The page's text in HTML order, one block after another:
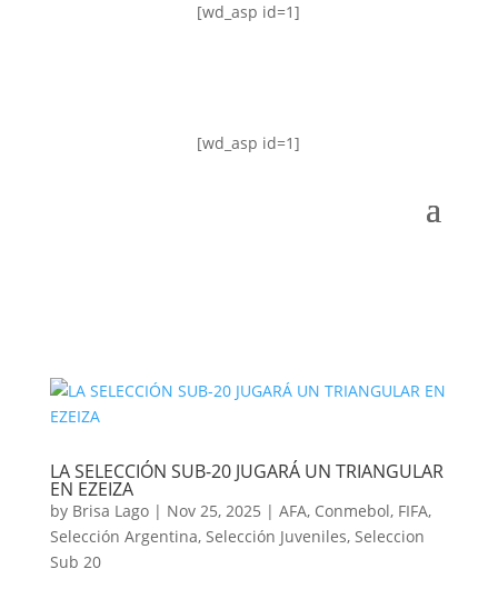
[wd_asp id=1]
[wd_asp id=1]
LA SELECCIÓN SUB-20 JUGARÁ UN TRIANGULAR
EN EZEIZA
by Brisa Lago| Nov 25, 2025 | AFA, Conmebol, FIFA,
Selección Argentina, Selección Juveniles, Seleccion
Sub 20